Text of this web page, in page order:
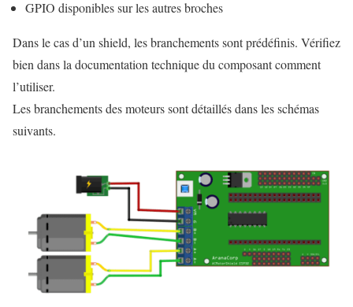
GPIO disponibles sur les autres broches
Dans le cas d’un shield, les branchements sont prédéfinis. Vérifiez
bien dans la documentation technique du composant comment
l’utiliser.
Les branchements des moteurs sont détaillés dans les schémas
suivants.